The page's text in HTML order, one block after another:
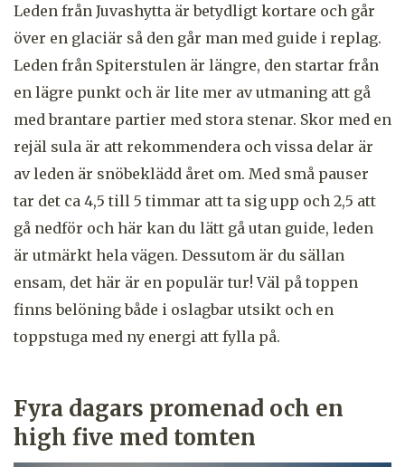
Leden från Juvashytta är betydligt kortare och går
över en glaciär så den går man med guide i replag.
Leden från Spiterstulen är längre, den startar från
en lägre punkt och är lite mer av utmaning att gå
med brantare partier med stora stenar. Skor med en
rejäl sula är att rekommendera och vissa delar är
av leden är snöbeklädd året om. Med små pauser
tar det ca 4,5 till 5 timmar att ta sig upp och 2,5 att
gå nedför och här kan du lätt gå utan guide, leden
är utmärkt hela vägen. Dessutom är du sällan
ensam, det här är en populär tur! Väl på toppen
finns belöning både i oslagbar utsikt och en
toppstuga med ny energi att fylla på.
Fyra dagars promenad och en
high five med tomten